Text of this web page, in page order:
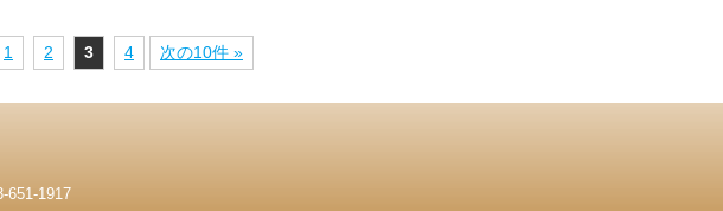
1 2 3 4 次の10件 »
651-1917